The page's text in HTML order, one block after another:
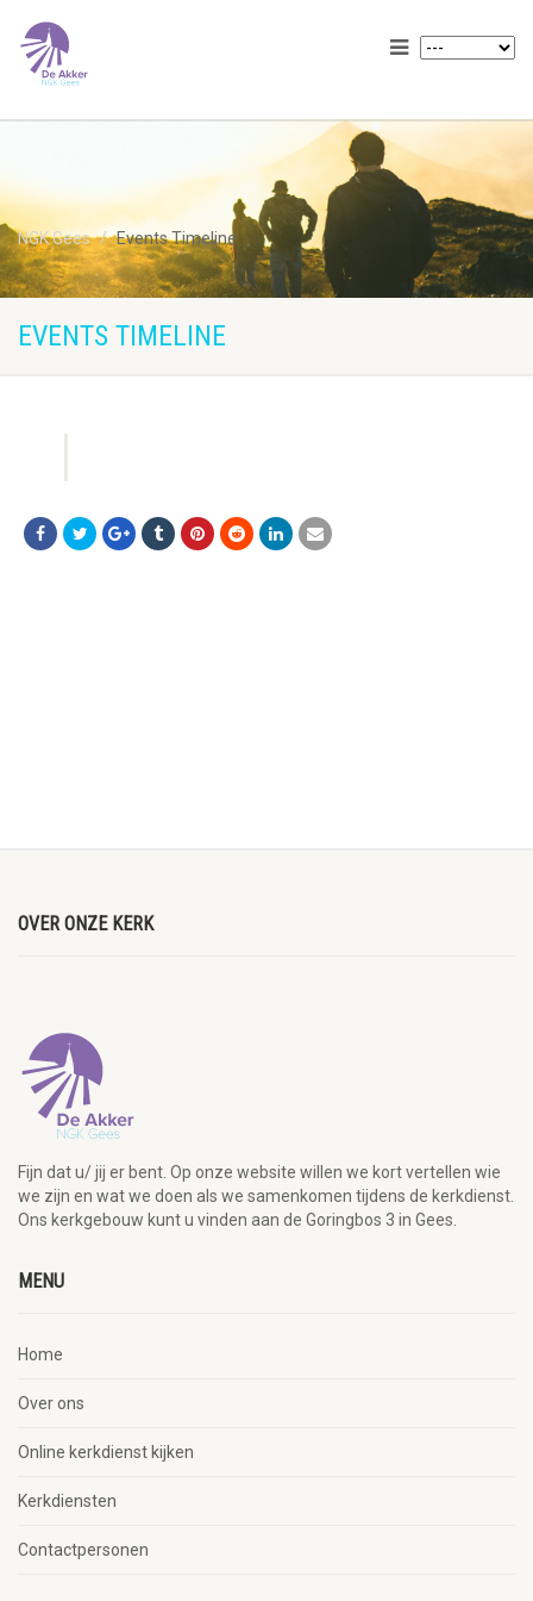
NGK Gees Events Timeline
EVENTS TIMELINE
OVER ONZE KERK
Fijn dat u/ jij er bent. Op onze website willen we kort vertellen wie
we zijn en wat we doen als we samenkomen tijdens de kerkdienst.
Ons kerkgebouw kunt u vinden aan de Goringbos 3 in Gees.
MENU
Home
Over ons
Online kerkdienst kijken
Kerkdiensten
Contactpersonen